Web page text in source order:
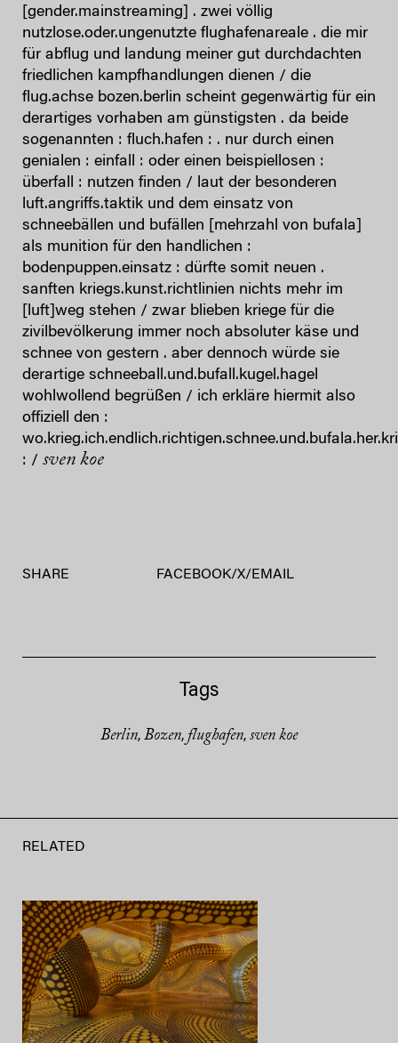
[gender.mainstreaming] . zwei völlig
nutzlose.oder.ungenutzte flughafenareale . die mir
für abflug und landung meiner gut durchdachten
friedlichen kampfhandlungen dienen / die
flug.achse bozen.berlin scheint gegenwärtig für ein
derartiges vorhaben am günstigsten . da beide
sogenannten : fluch.hafen : . nur durch einen
genialen : einfall : oder einen beispiellosen :
überfall : nutzen finden / laut der besonderen
luft.angriffs.taktik und dem einsatz von
schneebällen und bufällen [mehrzahl von bufala]
als munition für den handlichen :
bodenpuppen.einsatz : dürfte somit neuen .
sanften kriegs.kunst.richtlinien nichts mehr im
[luft]weg stehen / zwar blieben kriege für die
zivilbevölkerung immer noch absoluter käse und
schnee von gestern . aber dennoch würde sie
derartige schneeball.und.bufall.kugel.hagel
wohlwollend begrüßen / ich erkläre hiermit also
offiziell den :
: / sven koe
SHARE FACEBOOK/X/ EMAIL
Tags
Berlin, Bozen, flughafen, sven koe
RELATED